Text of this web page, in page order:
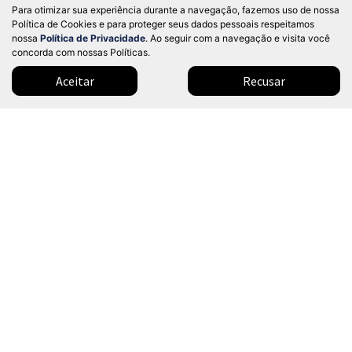
Dealer BYD - Nações Unidas
Ver Mais 1 lojas
Valor a consultar
2026/2027
Para otimizar sua experiência durante a navegação, fazemos uso de nossa
Política de Cookies e para proteger seus dados pessoais respeitamos
nossa Política de Privacidade. Ao seguir com a navegação e visita você
concorda com nossas Políticas.
Aceitar Recusar